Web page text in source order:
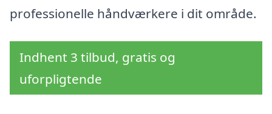
professionelle håndværkere i dit område.
Indhent 3 tilbud, gratis og
uforpligtende